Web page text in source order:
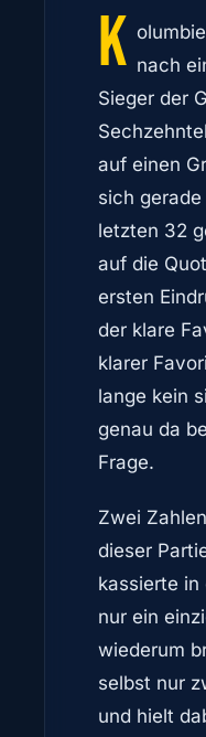
K nach
Sieger der
auf einen
sich
letzten 32
auf die
ersten
der klare
klarer
lange kein
genau da
Frage.
Zwei
dieser
kassierte in
nur ein
wiederum
selbst nur
und hielt